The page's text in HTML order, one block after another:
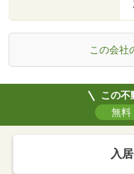
この会社
この不
無料
入